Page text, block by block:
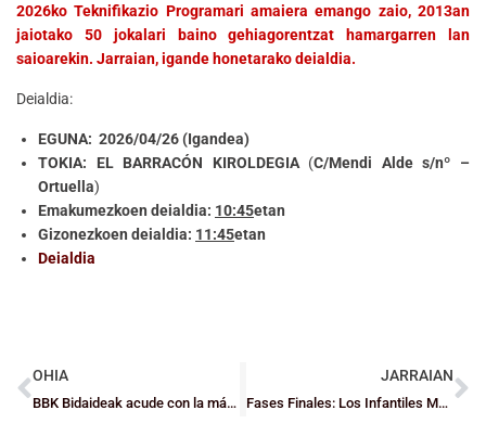
2026ko Teknifikazio Programari amaiera emango zaio, 2013an
jaiotako 50 jokalari baino gehiagorentzat hamargarren lan
saioarekin. Jarraian, igande honetarako deialdia.
Deialdia:
EGUNA: 2026/04/26 (Igandea)
TOKIA: EL BARRACÓN
KIROLDEGIA (C/Mendi Alde s/nº –
Ortuella)
Emakumezkoen deialdia: 10:45etan
Gizonezkoen deialdia: 11:45etan
Deialdia
OHIA
BBK Bidaideak acude con la máxima ambición a la Final a Ocho de la EuroCup 1 más competitiva de los últimos tiempos
JARRAIAN
Fases Finales: Los Infantiles Masculinos de R cogen el relevo en la lucha por el título en el Colegio Jesuitas de Bilbao